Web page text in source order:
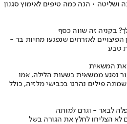
ושליטה • הנה כמה טיפים לאימוץ סגנון
בקניה זה שווה כסף
לאזרחים שנפגעו מחיות בר -
טבע
את המשאית
נפגע ממשאית בשעות הלילה, אמו
לעזוב אותו • מאז 2020, שמונה פילים נהרגו בכבישי מלזיה, כולל
לבאר - וגרם למותה
לא הצליחו לחלץ את הגורה בשל